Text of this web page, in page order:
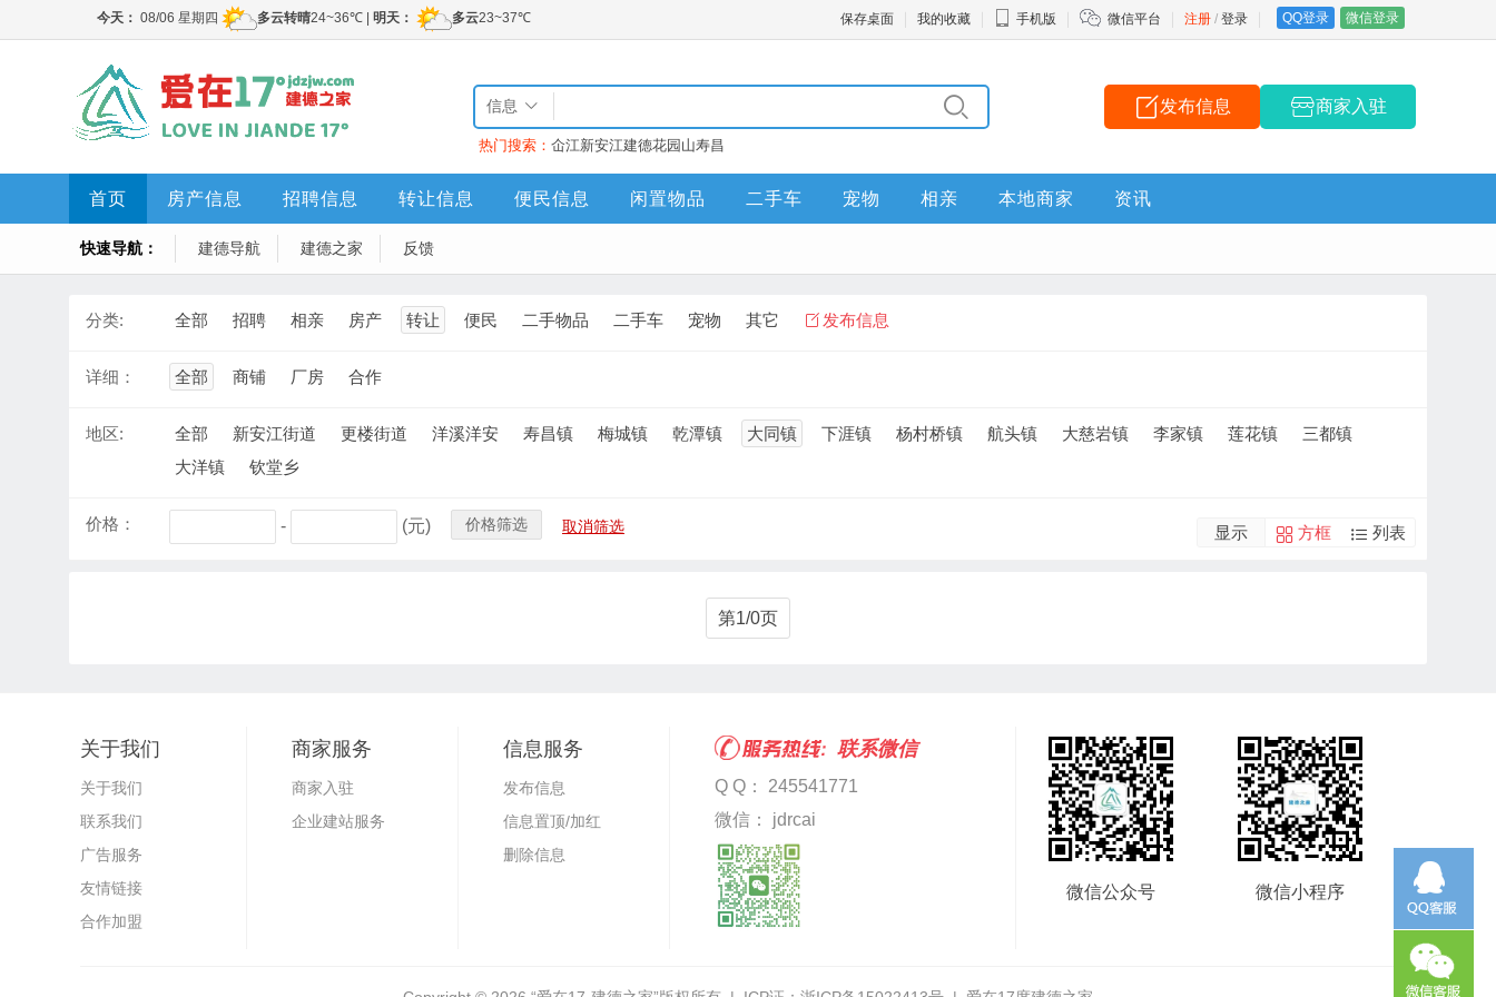
注册 / 登录 QQ登录 微信登录
保存桌面 我的收藏 手机版 微信平台
信息
热门搜索： 仚江新安江建德花园山寿昌
发布信息 商家入驻
首页 房产信息 招聘信息 转让信息 便民信息 闲置物品 二手车 宠物 相亲 本地商家 资讯
快速导航： 建德导航 建德之家 反馈
分类: 全部 招聘 相亲 房产 转让 便民 二手物品 二手车 宠物 其它 发布信息
详细： 全部 商铺 厂房 合作
地区: 全部 新安江街道 更楼街道 洋溪洋安 寿昌镇 梅城镇 乾潭镇 大同镇 下涯镇 杨村桥镇 航头镇 大慈岩镇 李家镇 莲花镇
三都镇
大洋镇
钦堂乡
价格： - (元) 价格筛选 取消筛选 显示 方框 列表
第1/0页
关于我们
关于我们
联系我们
广告服务
友情链接
合作加盟
商家服务
商家入驻
企业建站服务
信息服务
发布信息
信息置顶/加红
删除信息
联系微信
Q Q： 245541771
微信： jdrcai
微信公众号 微信小程序